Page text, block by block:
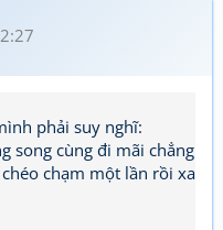
phải suy nghĩ:
song cùng đi mãi chẳng
chạm một lần rồi xa